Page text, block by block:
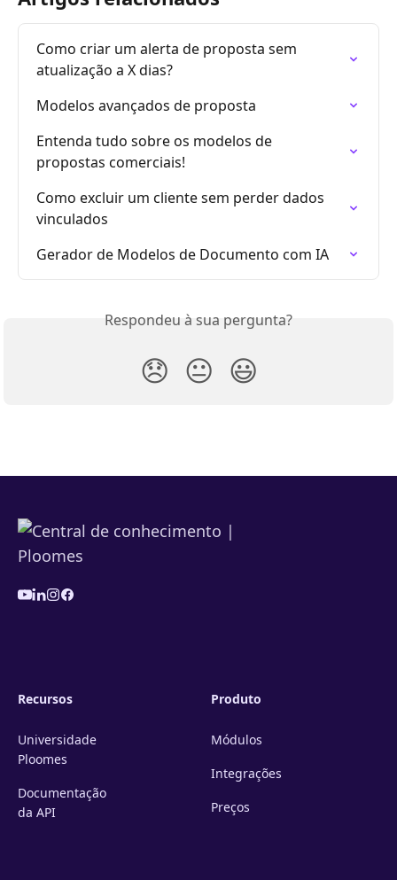
Como criar um alerta de proposta sem
atualização a X dias?
Modelos avançados de proposta
Entenda tudo sobre os modelos de
propostas comerciais!
Como excluir um cliente sem perder dados
vinculados
Gerador de Modelos de Documento com IA
Respondeu à sua pergunta?
😞 😐 😃
Recursos
Universidade
Ploomes
Documentação
da API
Produto
Módulos
Integrações
Preços